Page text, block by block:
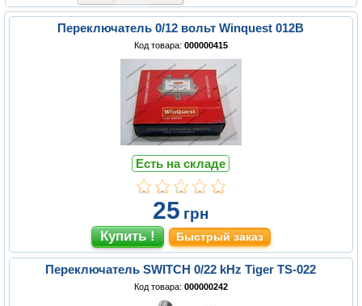
Переключатель 0/12 вольт Winquest 012В
Код товара: 000000415
Есть на складе
25 грн
Быстрый заказ
Переключатель SWITCH 0/22 kHz Tiger TS-022
Код товара: 000000242